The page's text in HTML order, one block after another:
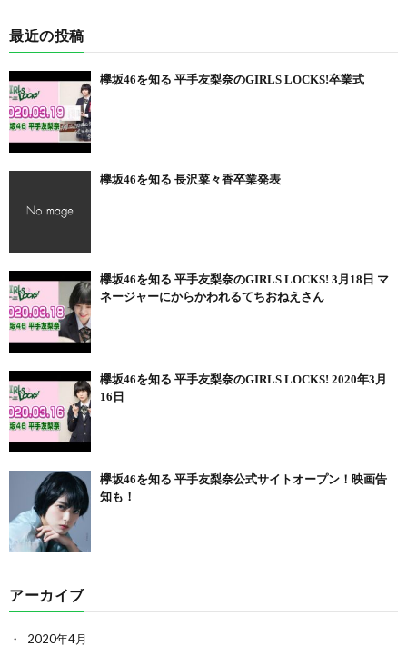
最近の投稿
欅坂46を知る 平手友梨奈のGIRLS LOCKS!卒業式
欅坂46を知る 長沢菜々香卒業発表
欅坂46を知る 平手友梨奈のGIRLS LOCKS! 3月18日 マ
ネージャーにからかわれるてちおねえさん
欅坂46を知る 平手友梨奈のGIRLS LOCKS! 2020年3月
16日
欅坂46を知る 平手友梨奈公式サイトオープン！映画告
知も！
アーカイブ
2020年4月